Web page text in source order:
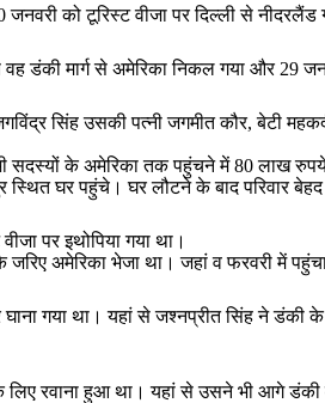
जनवरी को टूरिस्ट वीजा पर दिल्ली से
डंकी मार्ग से अमेरिका निकल गया और 29
सिंह उसकी पत्नी जगमीत कौर, बेटी
सदस्यों के अमेरिका तक पहुंचने में 80 लाख रुपये
स्थित घर पहुंचे। घर लौटने के बाद
पर इथोपिया गया था।
अमेरिका भेजा था। जहां व फरवरी में
घाना गया था। यहां से जश्नप्रीत सिंह ने
लिए रवाना हुआ था। यहां से उसने भी आगे